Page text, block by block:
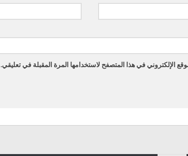
الإلكتروني في هذا المتصفح لاستخدامها المرة المقبلة في تعليقي.